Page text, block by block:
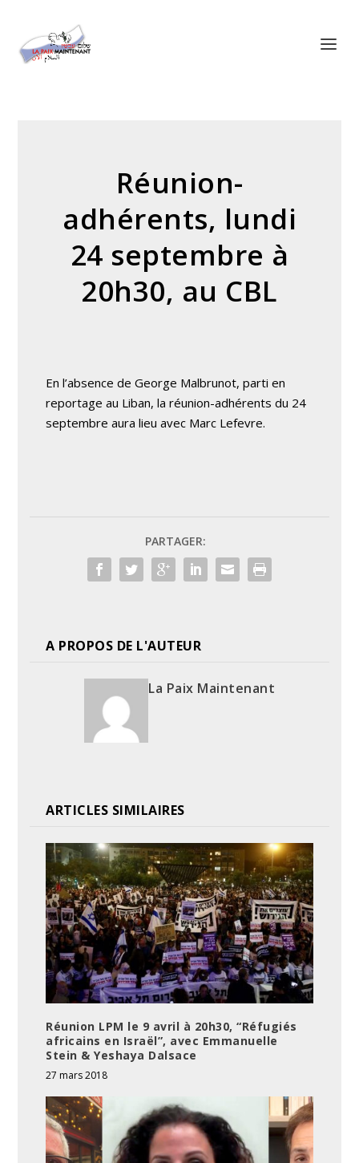
Réunion-
adhérents, lundi
24 septembre à
20h30, au CBL
En l’absence de George Malbrunot, parti en
reportage au Liban, la réunion-adhérents du 24
septembre aura lieu avec Marc Lefevre.
PARTAGER:
A PROPOS DE L'AUTEUR
La Paix Maintenant
ARTICLES SIMILAIRES
Réunion LPM le 9 avril à 20h30, “Réfugiés
africains en Israël”, avec Emmanuelle
Stein & Yeshaya Dalsace
27 mars 2018